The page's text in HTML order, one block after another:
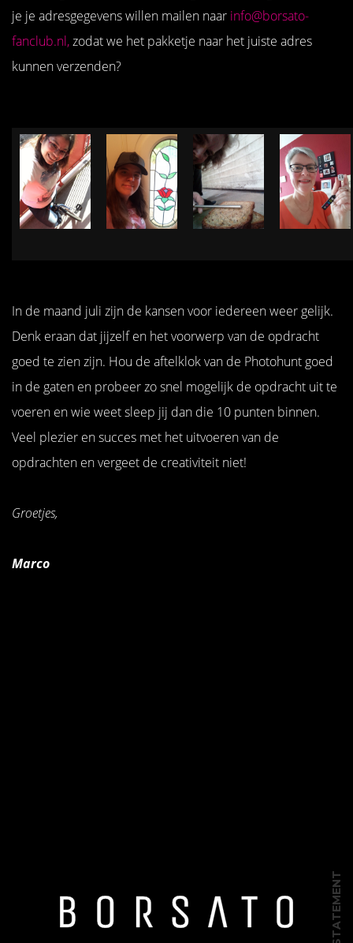
je je adresgegevens willen mailen naar info@borsato-
fanclub.nl,zodat we het pakketje naar het juiste adres
kunnen verzenden?
In de maand juli zijn de kansen voor iedereen weer gelijk.
Denk eraan dat jijzelf en het voorwerp van de opdracht
goed te zien zijn. Hou de aftelklok van de Photohunt goed
in de gaten en probeer zo snel mogelijk de opdracht uit te
voeren en wie weet sleep jij dan die 10 punten binnen.
Veel plezier en succes met het uitvoeren van de
opdrachten en vergeet de creativiteit niet!
Groetjes,
Marco